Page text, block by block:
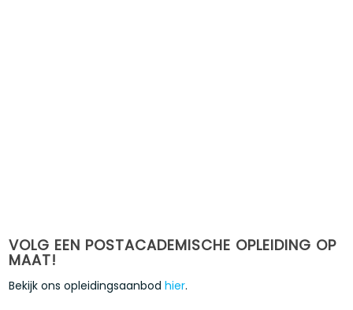
VOLG EEN POSTACADEMISCHE OPLEIDING OP
MAAT!
Bekijk ons opleidingsaanbodhier.